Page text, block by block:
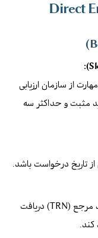
از سازمان ارزیابی
مثبت و حداکثر سه
تاریخ درخواست باشد.
کارفرما پس از ثبت نامزدی در سامانه، یک کد مرجع (TRN) دریافت
کند.